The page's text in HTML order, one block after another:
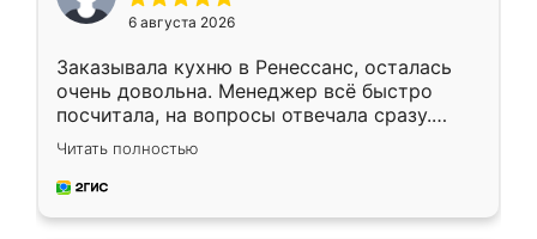
6 августа 2026
Заказывала кухню в Ренессанс, осталась
очень довольна. Менеджер всё быстро
посчитала, на вопросы отвечала сразу.
Замерщик приехал в субботу, подошёл к
делу со всей ответственностью. Собрали
за день, ребята работали аккуратно, даже
Читать полностью